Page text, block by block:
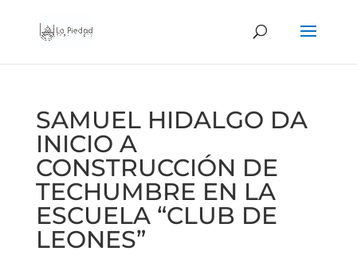
SAMUEL HIDALGO DA
INICIO A
CONSTRUCCIÓN DE
TECHUMBRE EN LA
ESCUELA “CLUB DE
LEONES”